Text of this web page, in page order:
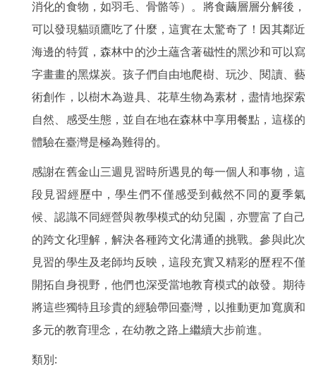
消化的食物，如羽毛、骨骼等）。將食繭層層分解後，
可以發現貓頭鷹吃了什麼，這實在太驚奇了！因其鄰近
海邊的特質，森林中的沙土蘊含著磁性的黑沙和可以寫
字畫畫的黑煤炭。孩子們自由地爬樹、玩沙、閱讀、藝
術創作，以樹木為遊具、花草生物為素材，盡情地探索
自然、感受生態，並自在地在森林中享用餐點，這樣的
體驗在臺灣是極為難得的。
感謝在舊金山三週見習時所遇見的每一個人和事物，這
段見習經歷中，學生們不僅感受到截然不同的夏季氣
候、認識不同經營與教學模式的幼兒園，亦豐富了自己
的跨文化理解，解決各種跨文化溝通的挑戰。參與此次
見習的學生及老師均反映，這段充實又精彩的歷程不僅
開拓自身視野，他們也深受當地教育模式的啟發。期待
將這些獨特且珍貴的經驗帶回臺灣，以推動更加寬廣和
多元的教育理念，在幼教之路上繼續大步前進。
類別: